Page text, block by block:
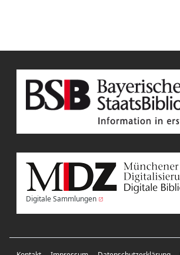
Digitale Sammlungen